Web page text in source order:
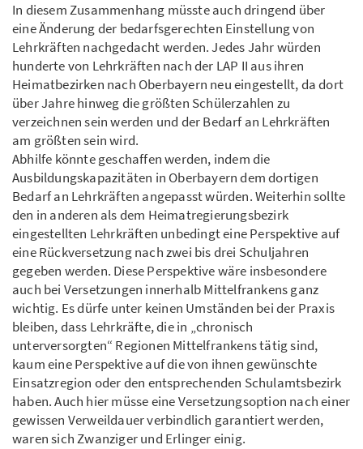
In diesem Zusammenhang müsste auch dringend über
eine Änderung der bedarfsgerechten Einstellung von
Lehrkräften nachgedacht werden. Jedes Jahr würden
hunderte von Lehrkräften nach der LAP II aus ihren
Heimatbezirken nach Oberbayern neu eingestellt, da dort
über Jahre hinweg die größten Schülerzahlen zu
verzeichnen sein werden und der Bedarf an Lehrkräften
am größten sein wird.
Abhilfe könnte geschaffen werden, indem die
Ausbildungskapazitäten in Oberbayern dem dortigen
Bedarf an Lehrkräften angepasst würden. Weiterhin sollte
den in anderen als dem Heimatregierungsbezirk
eingestellten Lehrkräften unbedingt eine Perspektive auf
eine Rückversetzung nach zwei bis drei Schuljahren
gegeben werden. Diese Perspektive wäre insbesondere
auch bei Versetzungen innerhalb Mittelfrankens ganz
wichtig. Es dürfe unter keinen Umständen bei der Praxis
bleiben, dass Lehrkräfte, die in „chronisch
unterversorgten“ Regionen Mittelfrankens tätig sind,
kaum eine Perspektive auf die von ihnen gewünschte
Einsatzregion oder den entsprechenden Schulamtsbezirk
haben. Auch hier müsse eine Versetzungsoption nach einer
gewissen Verweildauer verbindlich garantiert werden,
waren sich Zwanziger und Erlinger einig.